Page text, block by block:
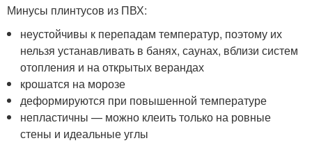
Минусы плинтусов из ПВХ:
неустойчивы к перепадам температур, поэтому их
нельзя устанавливать в банях, саунах, вблизи систем
отопления и на открытых верандах
крошатся на морозе
деформируются при повышенной температуре
непластичны — можно клеить только на ровные
стены и идеальные углы